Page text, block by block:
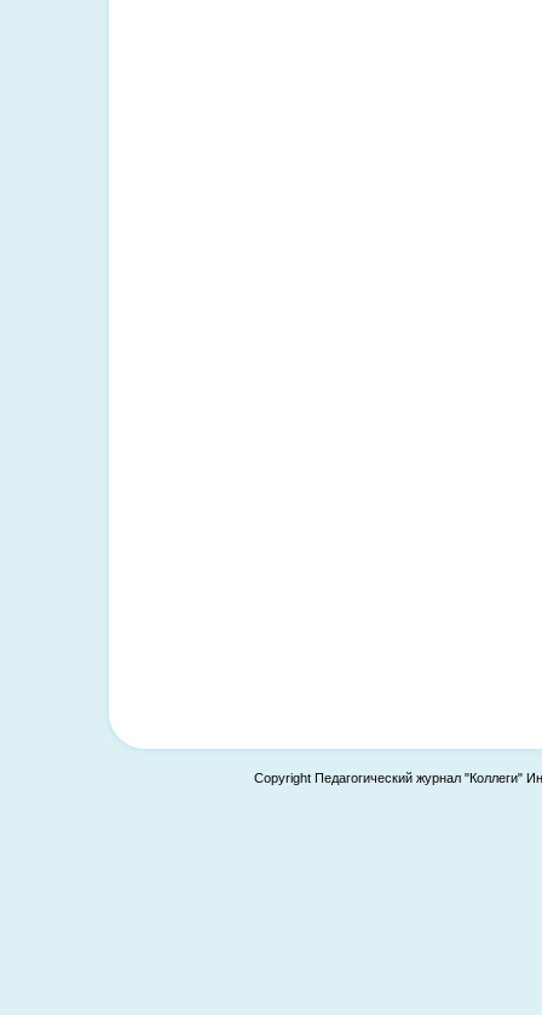
Copyright Педагогический журнал "Коллеги"